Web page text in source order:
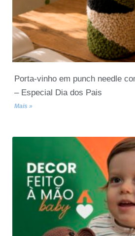
Porta-vinho em punch needle
– Especial Dia dos Pais
Mais »